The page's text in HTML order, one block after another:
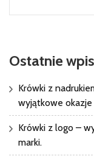
Ostatnie
Krówki z
wyjątkowe okazje
Krówki z logo –
marki.